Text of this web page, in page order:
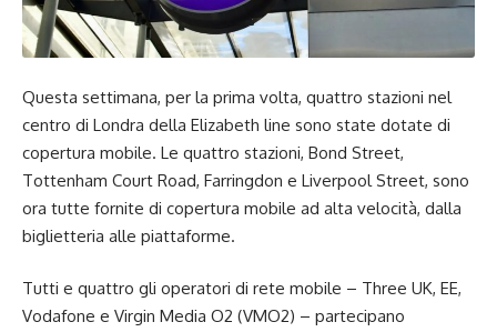
Questa settimana, per la prima volta, quattro stazioni nel
centro di Londra della Elizabeth line sono state dotate di
copertura mobile. Le quattro stazioni, Bond Street,
Tottenham Court Road, Farringdon e Liverpool Street, sono
ora tutte fornite di copertura mobile ad alta velocità, dalla
biglietteria alle piattaforme.
Tutti e quattro gli operatori di rete mobile – Three UK, EE,
Vodafone e Virgin Media O2 (VMO2) – partecipano